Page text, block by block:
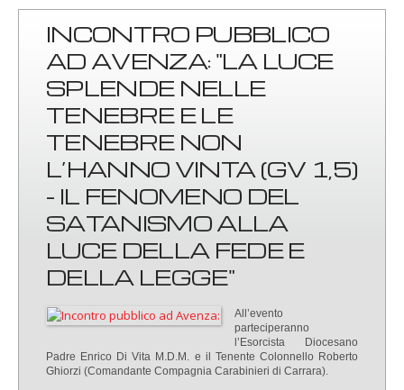
INCONTRO PUBBLICO
AD AVENZA: "LA LUCE
SPLENDE NELLE
TENEBRE E LE
TENEBRE NON
L’HANNO VINTA (GV 1,5)
- IL FENOMENO DEL
SATANISMO ALLA
LUCE DELLA FEDE E
DELLA LEGGE"
All’evento
parteciperanno
l’Esorcista Diocesano
Padre Enrico Di Vita M.D.M. e il Tenente Colonnello Roberto
Ghiorzi (Comandante Compagnia Carabinieri di Carrara).